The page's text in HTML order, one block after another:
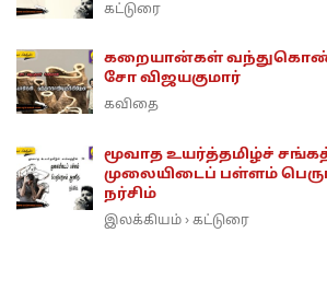
கட்டுரை
கறையான்கள்
சோ விஜயகுமார்
கவிதை
மூவாத உயர்த்தமிழ்ச்
முலையிடைப் பள்ளம்
நர்சிம்
இலக்கியம் › கட்டுரை